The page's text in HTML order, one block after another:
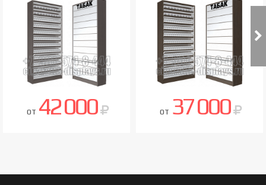
от 42 000 от 37 000